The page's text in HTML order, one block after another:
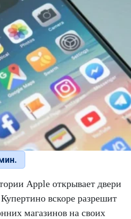
Apple открывает двери
вскоре разрешит
магазинов на своих